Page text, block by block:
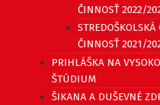
ČINNOSŤ 2022/
STREDOŠKOLSKÁ
ČINNOSŤ 2021/
PRIHLÁŠKA NA
ŠTÚDIUM
ŠIKANA A DUŠEVNÉ